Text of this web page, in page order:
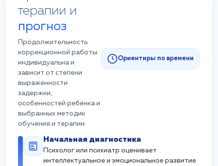
терапии и
прогноз
Продолжительность
коррекционной работы
индивидуальна и
зависит от степени
выраженности
задержки,
особенностей ребёнка и
выбранных методик
обучения и терапии.
Ориентиры по времени
Начальная диагностика
Психолог или психиатр оценивает
интеллектуальное и эмоциональное развитие